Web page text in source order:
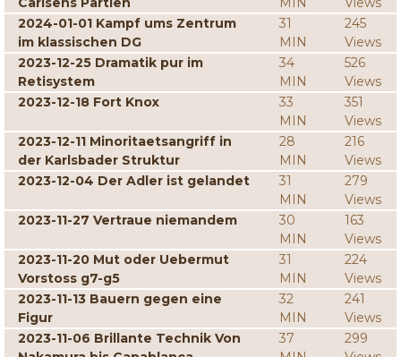
2024-01-01 Kampf ums Zentrum
im klassischen DG
31
MIN
245
Views
2023-12-25 Dramatik pur im
Retisystem
34
MIN
526
Views
2023-12-18 Fort Knox
33
MIN
351
Views
2023-12-11 Minoritaetsangriff in
der Karlsbader Struktur
28
MIN
216
Views
2023-12-04 Der Adler ist gelandet
31
MIN
279
Views
2023-11-27 Vertraue niemandem
30
MIN
163
Views
2023-11-20 Mut oder Uebermut
Vorstoss g7-g5
31
MIN
224
Views
2023-11-13 Bauern gegen eine
Figur
32
MIN
241
Views
2023-11-06 Brillante Technik Von
37
299